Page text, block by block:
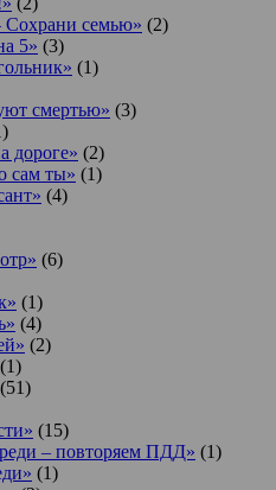
семью» (2)
5» (3)
(1)
смертью» (3)
дороге» (2)
сам ты» (1)
(4)
(6)
(1)
(4)
(2)
(1)
(51)
(15)
– повторяем ПДД» (1)
(1)